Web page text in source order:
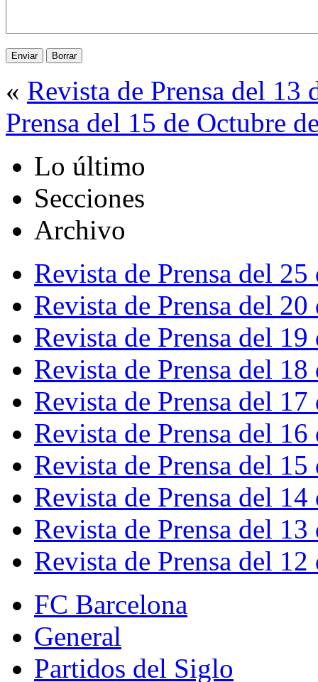
« Revista de Prensa del 13
Prensa del 15 de Octubre
Lo último
Secciones
Archivo
Revista de Prensa del
Revista de Prensa del
Revista de Prensa del
Revista de Prensa del
Revista de Prensa del
Revista de Prensa del
Revista de Prensa del
Revista de Prensa del
Revista de Prensa del
Revista de Prensa del
FC Barcelona
General
Partidos del Siglo